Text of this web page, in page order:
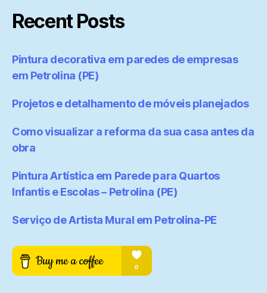
Recent Posts
Pintura decorativa em paredes de empresas
em Petrolina (PE)
Projetos e detalhamento de móveis planejados
Como visualizar a reforma da sua casa antes da
obra
Pintura Artística em Parede para Quartos
Infantis e Escolas – Petrolina (PE)
Serviço de Artista Mural em Petrolina-PE